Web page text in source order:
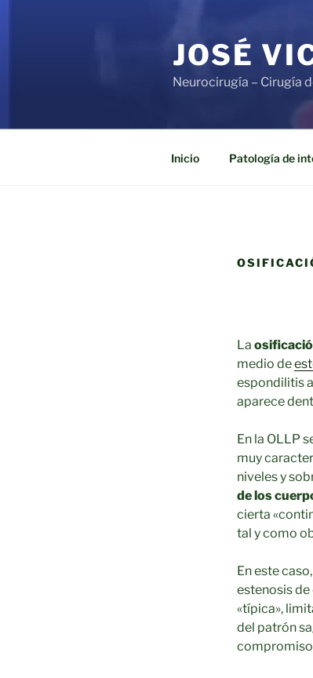
JOSÉ
Neurocirugía – Cirugía
Inicio Patología de
La
medio de
espondilitis
aparece
En la OLLP
muy
niveles y
de los
cierta
tal y como
En este
estenosis
«típica»,
del patrón